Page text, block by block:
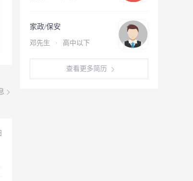
家政/保安
邓先生 · 高中以下
查看更多简历